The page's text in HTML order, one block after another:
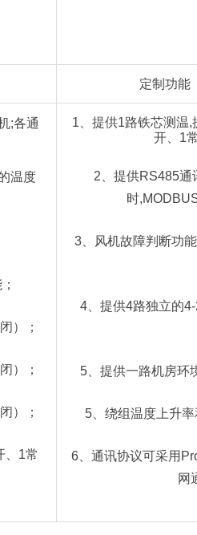
定制功能
;各通
温度
）；
）；
）；
、1常
1、提供1路铁芯测温
开、1
2、提供RS485通
时
3、风机故障判断功
4、提供4路独立的
5、提供一路机房环
5、绕组温度上升
6、通讯协议可采用
网